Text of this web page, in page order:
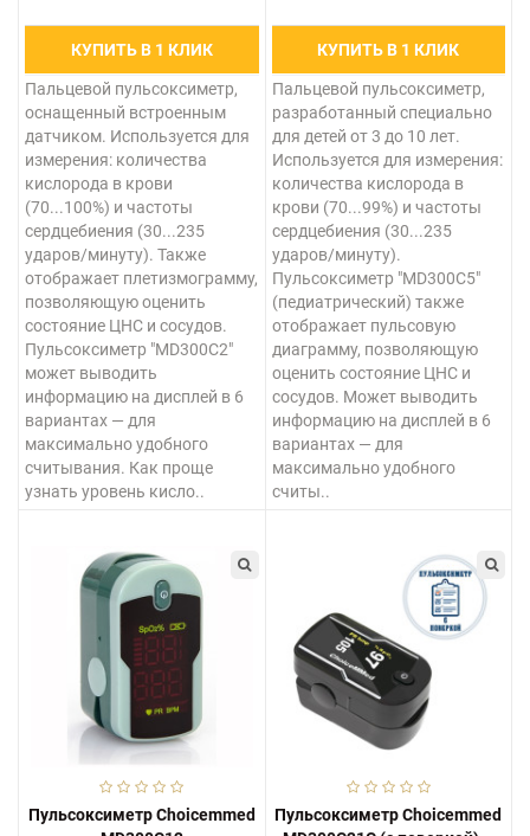
КУПИТЬ В 1 КЛИК
Пальцевой пульсоксиметр,
оснащенный встроенным
датчиком. Используется для
измерения: количества
кислорода в крови
(70...100%) и частоты
сердцебиения (30...235
ударов/минуту). Также
отображает плетизмограмму,
позволяющую оценить
состояние ЦНС и сосудов.
Пульсоксиметр "MD300C2"
может выводить
информацию на дисплей в 6
вариантах — для
максимально удобного
считывания. Как проще
узнать уровень кисло..
КУПИТЬ В 1 КЛИК
Пальцевой пульсоксиметр,
разработанный специально
для детей от 3 до 10 лет.
Используется для измерения:
количества кислорода в
крови (70...99%) и частоты
сердцебиения (30...235
ударов/минуту).
Пульсоксиметр "MD300C5"
(педиатрический) также
отображает пульсовую
диаграмму, позволяющую
оценить состояние ЦНС и
сосудов. Может выводить
информацию на дисплей в 6
вариантах — для
максимально удобного
считы..
Пульсоксиметр Choicemmed
Пульсоксиметр Choicemmed